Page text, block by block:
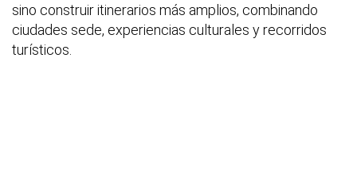
sino construir itinerarios más amplios, combinando
ciudades sede, experiencias culturales y recorridos
turísticos.